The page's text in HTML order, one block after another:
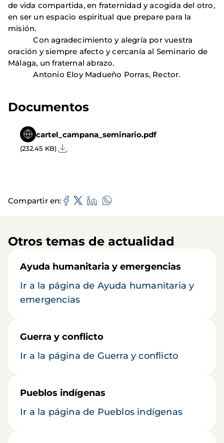
de vida compartida, en fraternidad y acogida del otro,
en ser un espacio espiritual que prepare para la
misión.
Con agradecimiento y alegría por vuestra
oración y siempre afecto y cercanía al Seminario de
Málaga, un fraternal abrazo.
Antonio Eloy Madueño Porras, Rector.
Documentos
cartel_campana_seminario.pdf
(232.45 KB)
Compartir en
Otros temas de actualidad
Ayuda humanitaria y emergencias
Ir a la página de Ayuda humanitaria y
emergencias
Guerra y conflicto
Ir a la página de Guerra y conflicto
Pueblos indígenas
Ir a la página de Pueblos indígenas